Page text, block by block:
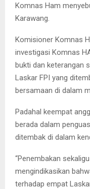
Komnas Ham
Karawang.
Komisioner Komnas
investigasi Komnas
bukti dan keterangan
Laskar FPI yang
bersamaan di dalam
Padahal keempat
berada dalam
ditembak di dalam
“Penembakan
mengindikasikan
terhadap empat